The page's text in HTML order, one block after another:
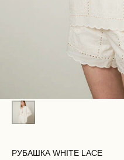
РУБАШКА WHITE LACE